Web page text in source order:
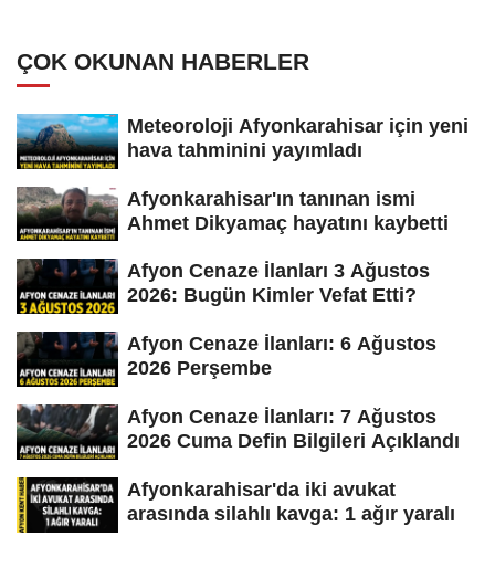
ÇOK OKUNAN HABERLER
Meteoroloji Afyonkarahisar için yeni
hava tahminini yayımladı
Afyonkarahisar'ın tanınan ismi
Ahmet Dikyamaç hayatını kaybetti
Afyon Cenaze İlanları 3 Ağustos
2026: Bugün Kimler Vefat Etti?
Afyon Cenaze İlanları: 6 Ağustos
2026 Perşembe
Afyon Cenaze İlanları: 7 Ağustos
2026 Cuma Defin Bilgileri Açıklandı
Afyonkarahisar'da iki avukat
arasında silahlı kavga: 1 ağır yaralı